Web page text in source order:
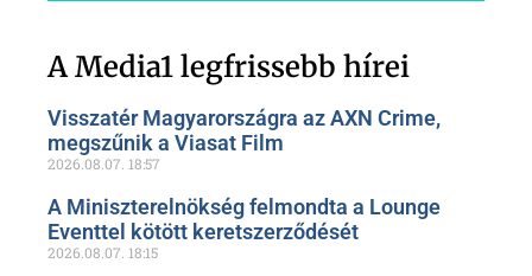
oldalunkon!
A Media1 legfrissebb hírei
Visszatér Magyarországra az AXN Crime,
megszűnik a Viasat Film
2026.08.07. 18:57
A Miniszterelnökség felmondta a Lounge
Eventtel kötött keretszerződését
2026.08.07. 18:15